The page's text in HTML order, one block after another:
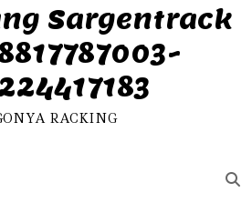
Sargentrack
RACKING